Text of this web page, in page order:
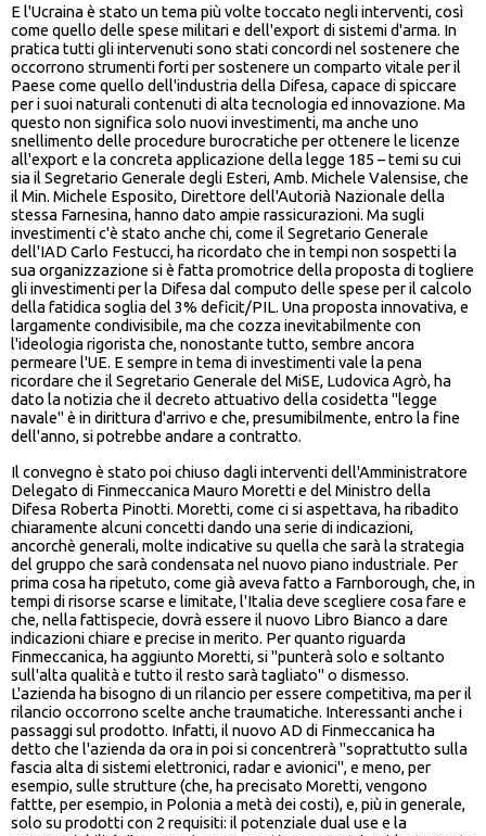
E l'Ucraina è stato un tema più volte toccato negli interventi, così
come quello delle spese militari e dell'export di sistemi d'arma. In
pratica tutti gli intervenuti sono stati concordi nel sostenere che
occorrono strumenti forti per sostenere un comparto vitale per il
Paese come quello dell'industria della Difesa, capace di spiccare
per i suoi naturali contenuti di alta tecnologia ed innovazione. Ma
questo non significa solo nuovi investimenti, ma anche uno
snellimento delle procedure burocratiche per ottenere le licenze
all'export e la concreta applicazione della legge 185 – temi su cui
sia il Segretario Generale degli Esteri, Amb. Michele Valensise, che
il Min. Michele Esposito, Direttore dell'Autorià Nazionale della
stessa Farnesina, hanno dato ampie rassicurazioni. Ma sugli
investimenti c'è stato anche chi, come il Segretario Generale
dell'IAD Carlo Festucci, ha ricordato che in tempi non sospetti la
sua organizzazione si è fatta promotrice della proposta di togliere
gli investimenti per la Difesa dal computo delle spese per il calcolo
della fatidica soglia del 3% deficit/PIL. Una proposta innovativa, e
largamente condivisibile, ma che cozza inevitabilmente con
l'ideologia rigorista che, nonostante tutto, sembre ancora
permeare l'UE. E sempre in tema di investimenti vale la pena
ricordare che il Segretario Generale del MiSE, Ludovica Agrò, ha
dato la notizia che il decreto attuativo della cosidetta "legge
navale" è in dirittura d'arrivo e che, presumibilmente, entro la fine
dell'anno, si potrebbe andare a contratto.
Il convegno è stato poi chiuso dagli interventi dell'Amministratore
Delegato di Finmeccanica Mauro Moretti e del Ministro della
Difesa Roberta Pinotti. Moretti, come ci si aspettava, ha ribadito
chiaramente alcuni concetti dando una serie di indicazioni,
ancorchè generali, molte indicative su quella che sarà la strategia
del gruppo che sarà condensata nel nuovo piano industriale. Per
prima cosa ha ripetuto, come già aveva fatto a Farnborough, che, in
tempi di risorse scarse e limitate, l'Italia deve scegliere cosa fare e
che, nella fattispecie, dovrà essere il nuovo Libro Bianco a dare
indicazioni chiare e precise in merito. Per quanto riguarda
Finmeccanica, ha aggiunto Moretti, si "punterà solo e soltanto
sull'alta qualità e tutto il resto sarà tagliato" o dismesso.
L'azienda ha bisogno di un rilancio per essere competitiva, ma per il
rilancio occorrono scelte anche traumatiche. Interessanti anche i
passaggi sul prodotto. Infatti, il nuovo AD di Finmeccanica ha
detto che l'azienda da ora in poi si concentrerà "soprattutto sulla
fascia alta di sistemi elettronici, radar e avionici", e meno, per
esempio, sulle strutture (che, ha precisato Moretti, vengono
fattte, per esempio, in Polonia a metà dei costi), e, più in generale,
solo su prodotti con 2 requisiti: il potenziale dual use e la